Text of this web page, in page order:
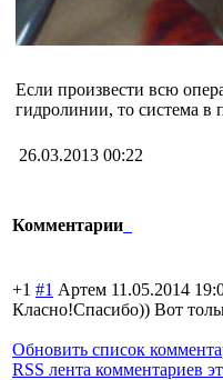
Если произвести всю
гидролинии, то система в
26.03.2013 00:22
Комментарии
+1 #1 Артем 11.05.2014
Класно!Спасибо)) Вот
Обновить список
RSS лента комментариев